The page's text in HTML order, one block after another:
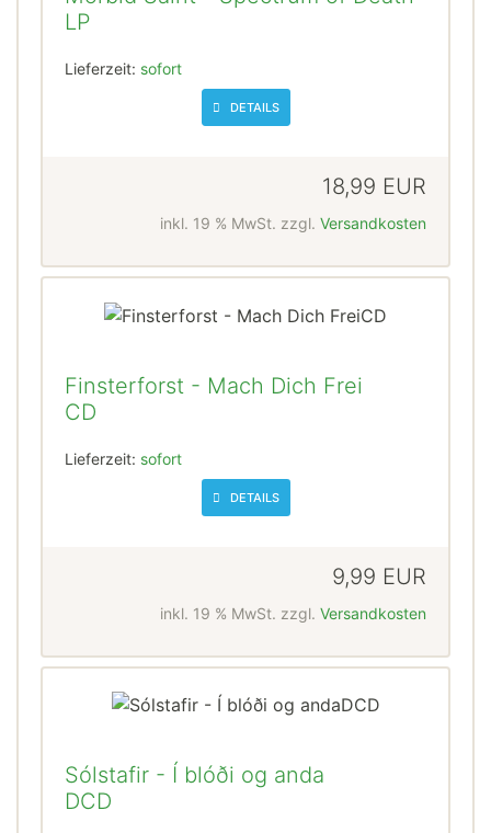
LP
Lieferzeit: sofort
DETAILS
18,99 EUR
inkl. 19 % MwSt. zzgl. Versandkosten
Finsterforst - Mach Dich Frei
CD
Lieferzeit: sofort
DETAILS
9,99 EUR
inkl. 19 % MwSt. zzgl. Versandkosten
Sólstafir - Í blóði og anda
DCD